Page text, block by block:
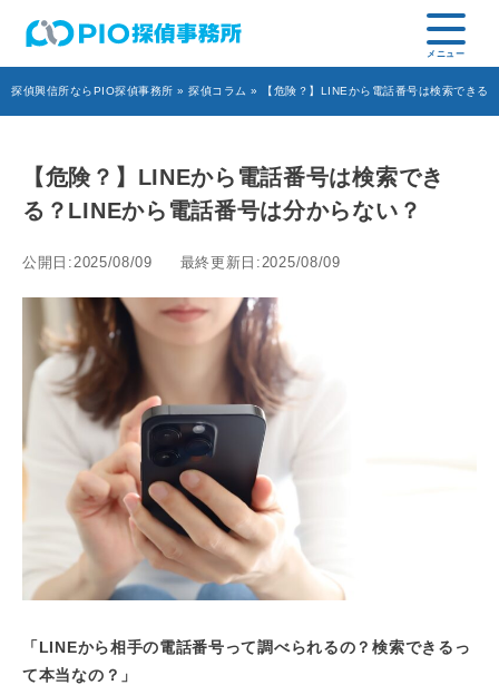
探偵興信所ならPIO探偵事務所 » 探偵コラム » 【危険？】LINEから電話番号は検索できる
【危険？】LINEから電話番号は検索でき
る？LINEから電話番号は分からない？
公開日:2025/08/09 最終更新日:2025/08/09
「LINEから相手の電話番号って調べられるの？検索できるっ
て本当なの？」